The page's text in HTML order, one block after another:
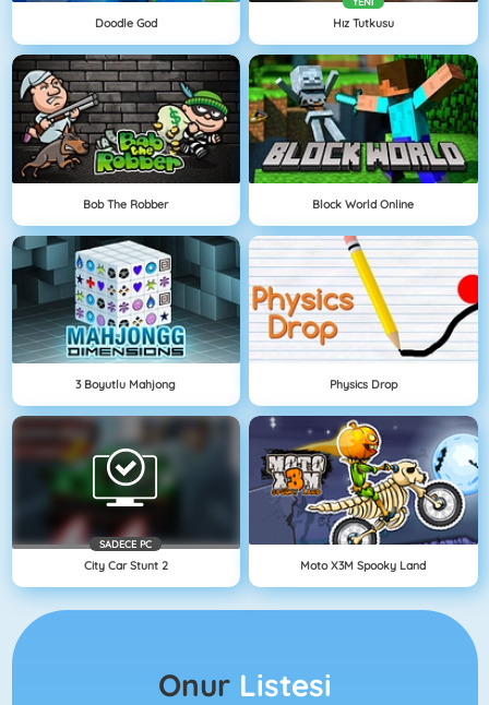
Doodle God Hız Tutkusu
Bob The Robber Block World Online
3 Boyutlu Mahjong Physics Drop
SADECE PC
City Car Stunt 2 Moto X3M Spooky Land
Onur Listesi